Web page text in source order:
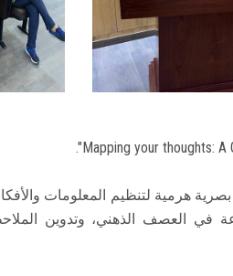
هرمية لتنظيم المعلومات
في العصف الذهني، وتدوين